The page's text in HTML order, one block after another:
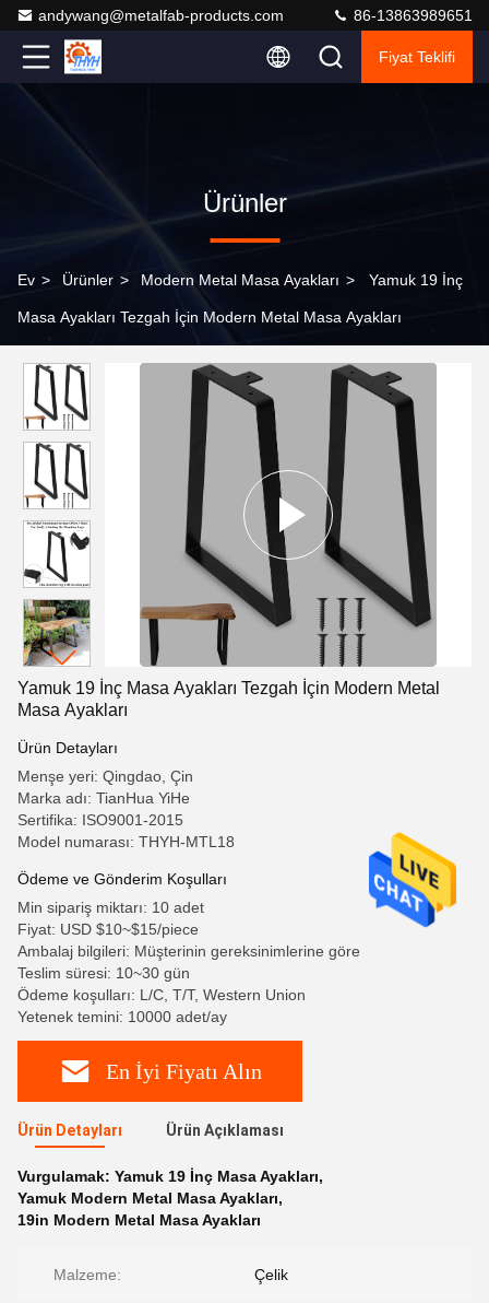
andywang@metalfab-products.com 86-13863989651
Fiyat Teklifi
Ürünler
Ev > Ürünler > Modern Metal Masa Ayakları > Yamuk 19 İnç
Masa Ayakları Tezgah İçin Modern Metal Masa Ayakları
Yamuk 19 İnç Masa Ayakları Tezgah İçin Modern Metal
Masa Ayakları
Ürün Detayları
Menşe yeri: Qingdao, Çin
Marka adı: TianHua YiHe
Sertifika: ISO9001-2015
Model numarası: THYH-MTL18
Ödeme ve Gönderim Koşulları
Min sipariş miktarı: 10 adet
Fiyat: USD $10~$15/piece
Ambalaj bilgileri: Müşterinin gereksinimlerine göre
Teslim süresi: 10~30 gün
Ödeme koşulları: L/C, T/T, Western Union
Yetenek temini: 10000 adet/ay
En İyi Fiyatı Alın
Ürün Detayları Ürün Açıklaması
Vurgulamak: Yamuk 19 İnç Masa Ayakları,
Yamuk Modern Metal Masa Ayakları,
19in Modern Metal Masa Ayakları
Malzeme: Çelik